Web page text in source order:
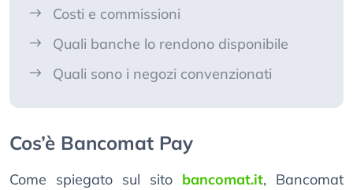
Costi e commissioni
Quali banche lo rendono disponibile
Quali sono i negozi convenzionati
Cos’è Bancomat Pay
Come spiegato sul sito bancomat.it, Bancomat